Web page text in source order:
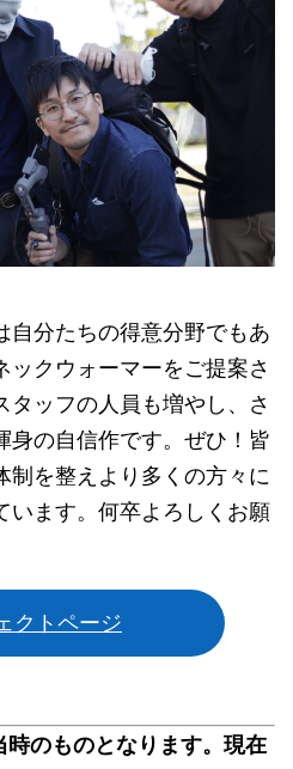
自分たちの得意分野でもあ
ックウォーマーをご提案さ
タッフの人員も増やし、さ
身の自信作です。ぜひ！皆
制を整えより多くの方々に
います。何卒よろしくお願
クトページ
のものとなります。現在